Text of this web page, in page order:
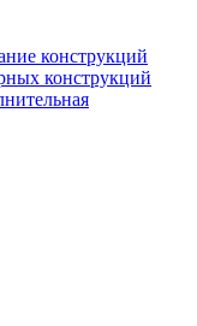
конструкций
конструкций